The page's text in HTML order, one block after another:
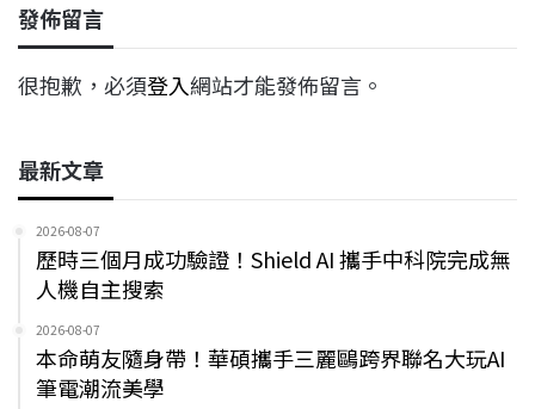
發佈留言
很抱歉，必須登入網站才能發佈留言。
最新文章
2026-08-07
歷時三個月成功驗證！Shield AI 攜手中科院完成無
人機自主搜索
2026-08-07
本命萌友隨身帶！華碩攜手三麗鷗跨界聯名大玩AI
筆電潮流美學